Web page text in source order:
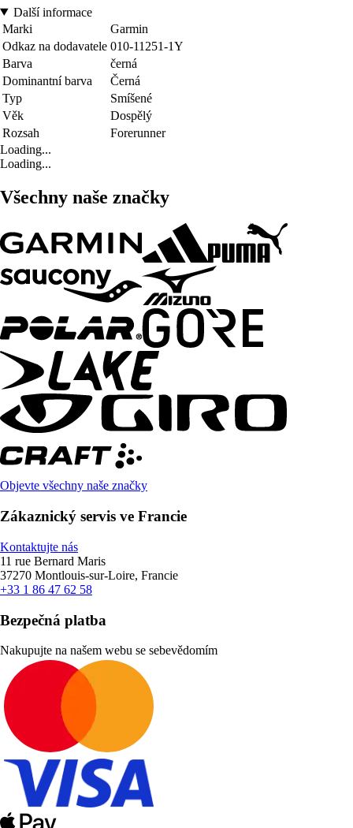
Další informace
Marki
Garmin
Odkaz na dodavatele 010-11251-1Y
Barva
černá
Dominantní barva
Černá
Typ
Smíšené
Věk
Dospělý
Rozsah
Forerunner
Loading...
Loading...
Všechny naše značky
Objevte všechny naše značky
Zákaznický servis ve Francie
Kontaktujte nás
11 rue Bernard Maris
37270 Montlouis-sur-Loire, Francie
+33 1 86 47 62 58
Bezpečná platba
Nakupujte na našem webu se sebevědomím